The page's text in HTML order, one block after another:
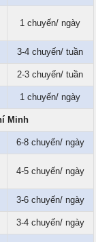
1 chuyến/ ngày
3-4 chuyến/ tuần
2-3 chuyến/ tuần
1 chuyến/ ngày
Minh
6-8 chuyến/ ngày
4-5 chuyến/ ngày
3-6 chuyến/ ngày
3-4 chuyến/ ngày